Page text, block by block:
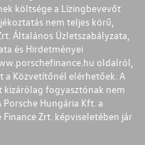
költsége a Lízingbevevőt
nem teljes körű,
Általános Üzletszabályzata,
és Hirdetményei
oldalról,
Közvetítőnél elérhetőek. A
fogyasztónak nem
Hungária Kft. a
Zrt. képviseletében jár